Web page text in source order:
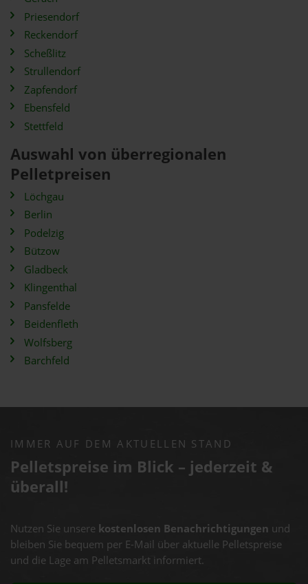
Priesendorf
Reckendorf
Scheßlitz
Strullendorf
Zapfendorf
Ebensfeld
Stettfeld
Auswahl von überregionalen
Pelletpreisen
Löchgau
Berlin
Podelzig
Bützow
Gladbeck
Klingenthal
Pansfelde
Beidenfleth
Wolfsberg
Barchfeld
IMMER AUF DEM AKTUELLEN STAND
Pelletspreise im Blick – jederzeit &
überall!
Nutzen Sie unsere kostenlosen Benachrichtigungen und
bleiben Sie bequem per E-Mail über aktuelle Pelletspreise
und die Lage am Pelletsmarkt informiert.